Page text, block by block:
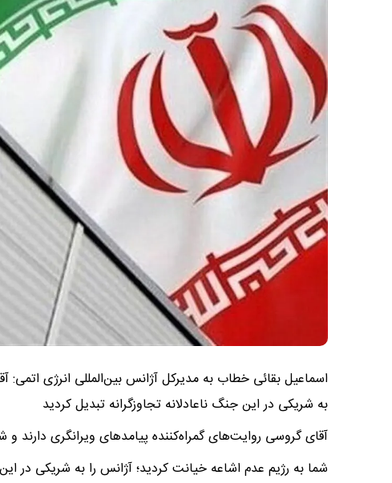
اسماعیل بقائی خطاب به مدیرکل آژانس بین‌المللی انرژی
به شریکی در این جنگ ناعادلانه تجاوزگرانه تبدیل کردید
آقای گروسی روایت‌های گمراه‌کننده پیامدهای ویرانگری دارند و
شما به رژیم عدم اشاعه خیانت کردید؛ آژانس را به شریکی در